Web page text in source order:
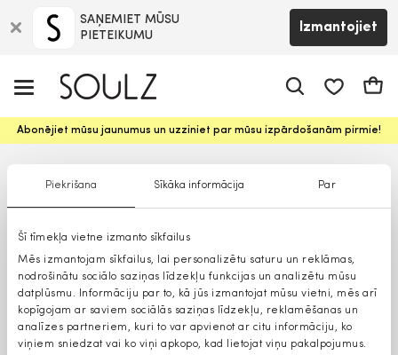
Piekrišana Sīkāka informācija Par
Šī tīmekļa vietne izmanto sīkfailus
Mēs izmantojam sīkfailus, lai personalizētu saturu un reklāmas,
nodrošinātu sociālo saziņas līdzekļu funkcijas un analizētu mūsu
datplūsmu. Informāciju par to, kā jūs izmantojat mūsu vietni, mēs arī
kopīgojam ar saviem sociālās saziņas līdzekļu, reklamēšanas un
analīzes partneriem, kuri to var apvienot ar citu informāciju, ko
viņiem sniedzat vai ko viņi apkopo, kad lietojat viņu pakalpojumus.
SAŅEMIET MŪSU
PIETEIKUMU
Izmantojiet
Abonējiet mūsu jaunumus un uzziniet par mūsu izpārdošanām pirmie!